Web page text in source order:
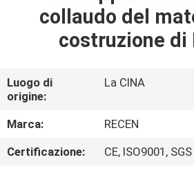
GIRO
DELLA
FABBRICA
collaudo del
costruzione di
Luogo di
origine:
La CINA
Marca:
RECEN
Certificazione:
CE, ISO9001, SGS